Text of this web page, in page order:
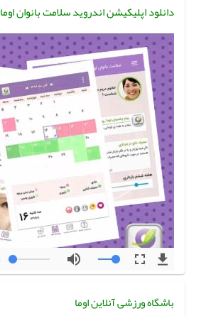
دانلود اپلیکیشن اندروید سلامت بانوان اوما
باشگاه ورزشی آنلاین اوما